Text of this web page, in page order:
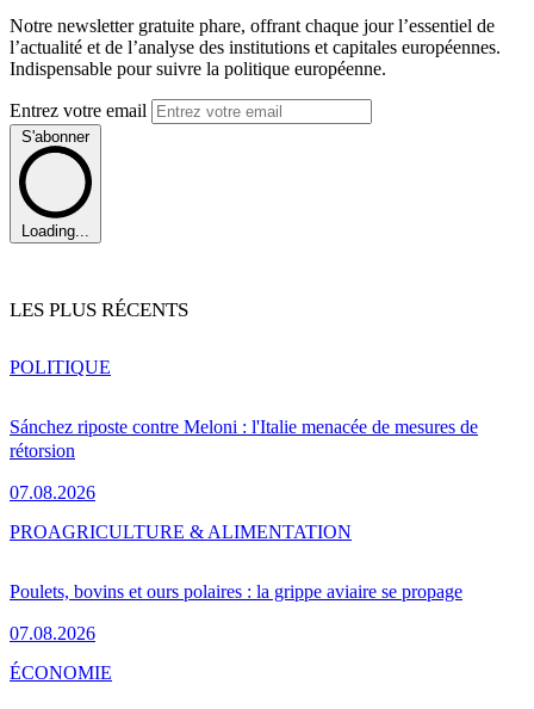
Notre newsletter gratuite phare, offrant chaque jour l’essentiel de
l’actualité et de l’analyse des institutions et capitales européennes.
Indispensable pour suivre la politique européenne.
Entrez votre email
S'abonner
Loading...
LES PLUS RÉCENTS
Sánchez riposte contre Meloni : l'Italie menacée de mesures de
rétorsion
07.08.2026
POLITIQUE
Poulets, bovins et ours polaires : la grippe aviaire se propage
07.08.2026
PROAGRICULTURE & ALIMENTATION
ÉCONOMIE